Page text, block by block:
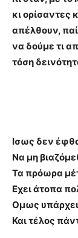
κι ορίσαντες
απέλθουν,
να δούμε τι
τόση
Ισως δεν
Να μη
Τα πρόωρα
Εχει άτοπα
Ομως υπάρχει
Και τέλος